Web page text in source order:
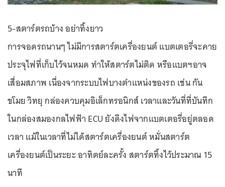
5-สตาร์ตรถบ้าง อย่าทิ้งยาว
การจอดรถนานๆ ไม่มีการสตาร์ตเครื่องยนต์ แบตเตอรี่จะคาย
ประจุไฟที่เก็บไว้จนหมด ทำให้สตาร์ตไม่ติด หรือแบตฯอาจ
เสื่อมสภาพ เนื่องจากระบบไฟบางตำแหน่งของรถ เช่น กัน
ขโมย วิทยุ กล่องควบคุมอิเล็กทรอนิกส์ เวลาและวันที่ที่บันทึก
ในกล่องสมองกลไฟฟ้า ECU ยังดึงไฟจากแบตเตอรี่อยู่ตลอด
เวลา แม้ในเวลาที่ไม่ได้สตาร์ตเครื่องยนต์ หมั่นสตาร์ต
เครื่องยนต์เป็นระยะ อาทิตย์ละครั้ง สตาร์ตทิ้งไว้ประมาณ 15
นาที